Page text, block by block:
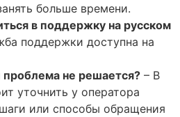
больше времени.
в поддержку на русском
поддержки доступна на
проблема не решается? – В
уточнить у оператора
или способы обращения